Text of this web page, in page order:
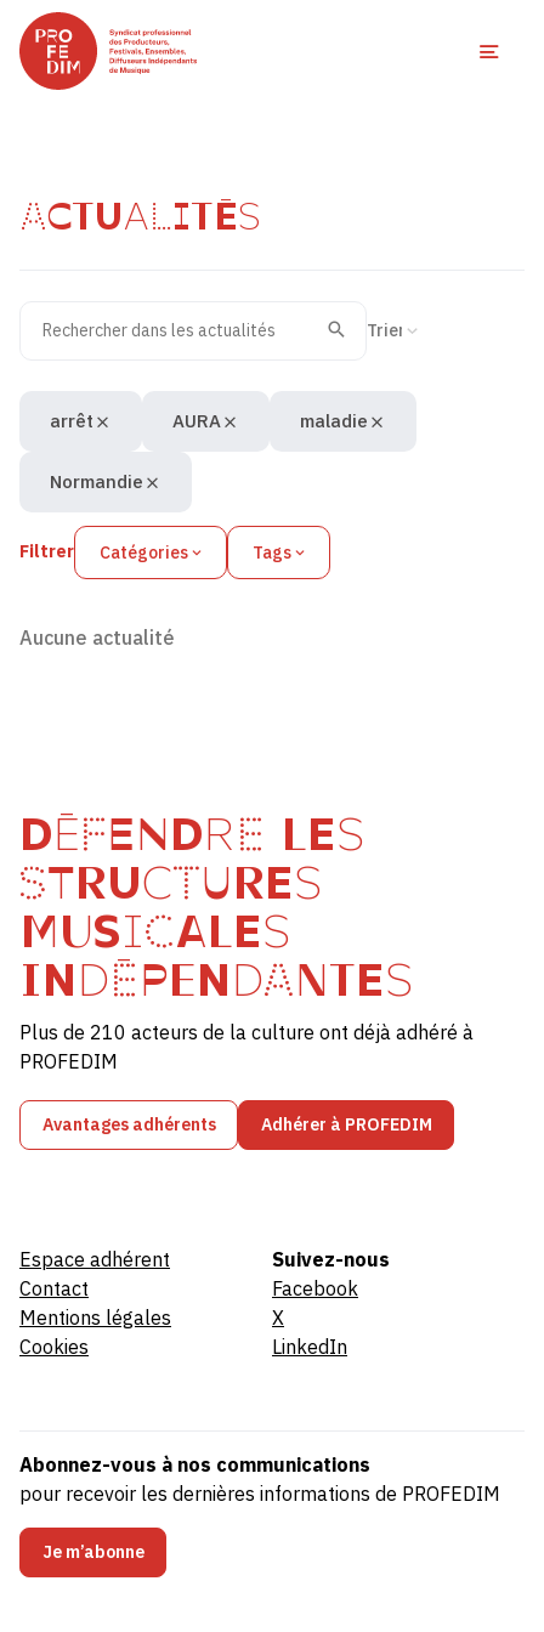
ACTUALITÉS
Recherche
Valider
Filtrer Catégories Tags
arrêt AURA maladie
Normandie
Aucune actualité
DÉFENDRE LES
STRUCTURES
MUSICALES
INDÉPENDANTES
Plus de 210 acteurs de la culture ont déjà adhéré à
PROFEDIM
Avantages adhérents Adhérer à PROFEDIM
Espace adhérent
Contact
Mentions légales
Cookies
Suivez-nous
Facebook
X
LinkedIn
Abonnez-vous à nos communications
pour recevoir les dernières informations de PROFEDIM
Je m’abonne